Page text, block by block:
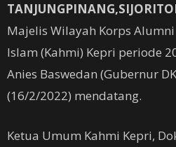
Majelis Wilayah Korps
Islam (Kahmi) Kepri periode
Anies Baswedan (Gubernur
(16/2/2022) mendatang.
Ketua Umum Kahmi Kepri,